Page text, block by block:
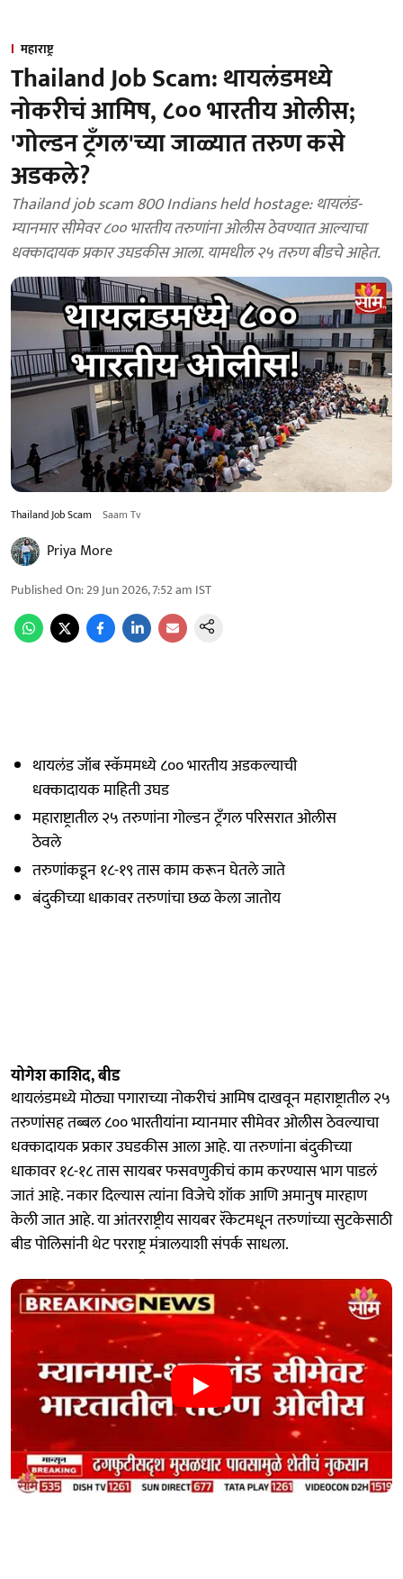
महाराष्ट्र
Thailand Job Scam: थायलंडमध्ये
नोकरीचं आमिष, ८०० भारतीय ओलीस;
'गोल्डन ट्रँगल'च्या जाळ्यात तरुण कसे
अडकले?
Thailand job scam 800 Indians held hostage: थायलंड-
म्यानमार सीमेवर ८०० भारतीय तरुणांना ओलीस ठेवण्यात आल्याचा
धक्कादायक प्रकार उघडकीस आला. यामधील २५ तरुण बीडचे आहेत.
Thailand Job Scam Saam Tv
Priya More
Published On:29 Jun 2026, 7:52 am IST
थायलंड जॉब स्कॅममध्ये ८०० भारतीय अडकल्याची
धक्कादायक माहिती उघड
महाराष्ट्रातील २५ तरुणांना गोल्डन ट्रँगल परिसरात ओलीस
ठेवले
तरुणांकडून १८-१९ तास काम करून घेतले जाते
बंदुकीच्या धाकावर तरुणांचा छळ केला जातोय
योगेश काशिद, बीड
थायलंडमध्ये मोठ्या पगाराच्या नोकरीचं आमिष दाखवून महाराष्ट्रातील २५
तरुणांसह तब्बल ८०० भारतीयांना म्यानमार सीमेवर ओलीस ठेवल्याचा
धक्कादायक प्रकार उघडकीस आला आहे. या तरुणांना बंदुकीच्या
धाकावर १८-१८ तास सायबर फसवणुकीचं काम करण्यास भाग पाडलं
जातं आहे. नकार दिल्यास त्यांना विजेचे शॉक आणि अमानुष मारहाण
केली जात आहे. या आंतरराष्ट्रीय सायबर रॅकेटमधून तरुणांच्या सुटकेसाठी
बीड पोलिसांनी थेट परराष्ट्र मंत्रालयाशी संपर्क साधला.